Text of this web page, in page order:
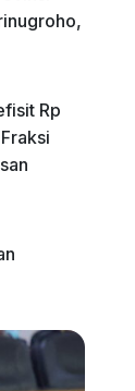
Rp